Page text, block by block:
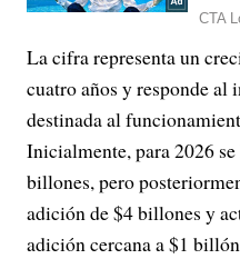
La cifra representa un
cuatro años y responde al
destinada al
Inicialmente, para 2026
billones, pero
adición de $4 billones y
adición cercana a $1